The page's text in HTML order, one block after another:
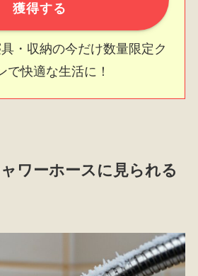
獲得する
・収納の今だけ数量限定ク
で快適な生活に！
ワーホースに見られる